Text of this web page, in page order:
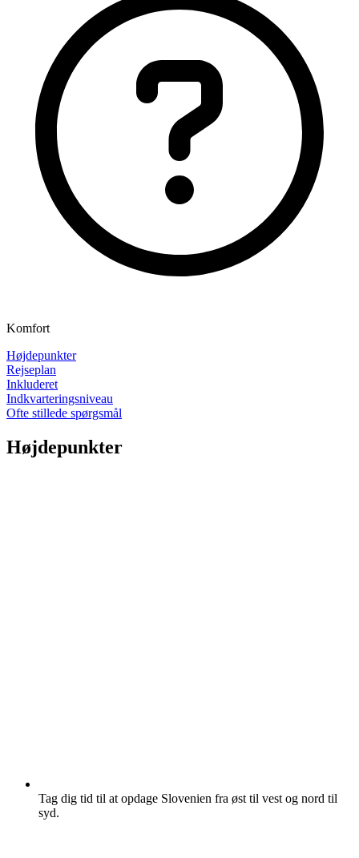
Komfort
Højdepunkter
Rejseplan
Inkluderet
Indkvarteringsniveau
Ofte stillede spørgsmål
Højdepunkter
Tag dig tid til at opdage Slovenien fra øst til vest og nord til
syd.